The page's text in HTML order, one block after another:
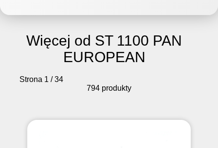
Więcej od ST 1100 PAN
EUROPEAN
Strona 1 / 34
794 produkty